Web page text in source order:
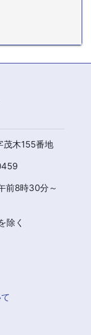
木155番地
前8時30分～
除く